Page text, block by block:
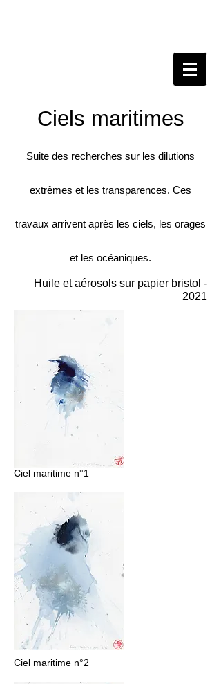
Ciels maritimes
Suite des recherches sur les dilutions
extrêmes et les transparences. Ces
travaux arrivent après les ciels, les orages
et les océaniques.
Huile et aérosols sur papier bristol -
2021
Ciel maritime n°1
Ciel maritime n°2